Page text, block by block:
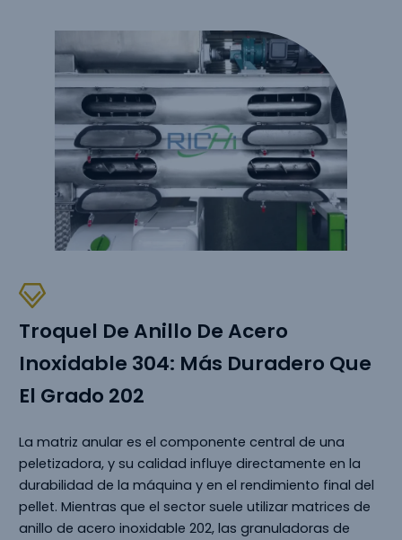
Troquel De Anillo De Acero
Inoxidable 304: Más Duradero Que
El Grado 202
La matriz anular es el componente central de una
peletizadora, y su calidad influye directamente en la
durabilidad de la máquina y en el rendimiento final del
pellet. Mientras que el sector suele utilizar matrices de
anillo de acero inoxidable 202, las granuladoras de